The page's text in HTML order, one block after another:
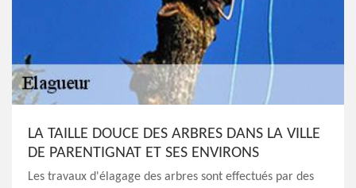
LA TAILLE DOUCE DES ARBRES DANS LA VILLE
DE PARENTIGNAT ET SES ENVIRONS
Les travaux d'élagage des arbres sont effectués par des